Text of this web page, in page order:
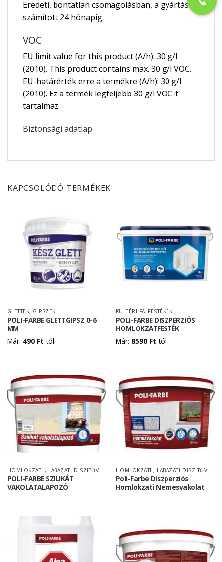
Eredeti, bontatlan csomagolásban, a gyártástól
számított 24 hónapig.
VOC
EU limit value for this product (A/h): 30 g/l
(2010). This product contains max. 30 g/l VOC.
EU-határérték erre a termékre (A/h): 30 g/l
(2010). Ez a termék legfeljebb 30 g/l VOC-t
tartalmaz.
Biztonsági adatlap
KAPCSOLÓDÓ TERMÉKEK
GLETTEK, GIPSZEK
POLI-FARBE GLETTGIPSZ 0-6
MM
Már: 490 Ft-tól
KÜLTÉRI FALFESTÉKEK
POLI-FARBE DISZPERZIÓS
HOMLOKZATFESTÉK
Már: 8590 Ft-tól
POLI-FARBE SZILIKÁT
VAKOLATALAPOZÓ
Poli-Farbe Diszperziós
Homlokzati Nemesvakolat